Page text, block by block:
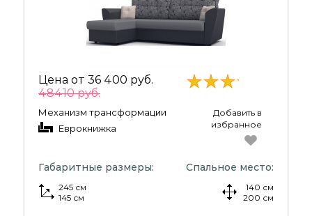
Цена от 36 400 руб.
48410 руб.
Механизм трансформации
Еврокнижка
Добавить в
избранное
Габаритные размеры:
245 см
145 см
Спальное место:
140 см
200 см